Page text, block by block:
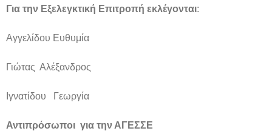
Για την Εξελεγκτική Επιτροπή εκλέγονται:
Αγγελίδου Ευθυμία
Γιώτας Αλέξανδρος
Ιγνατίδου Γεωργία
Αντιπρόσωποι για την ΑΓΕΣΣΕ